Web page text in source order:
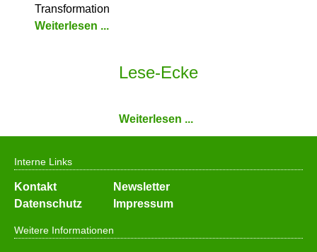
Transformation
Weiterlesen ...
Lese-Ecke
Weiterlesen ...
Weitere Informationen
Interne Links
Navigation
überspringen
Kontakt
Newsletter
Datenschutz
Impressum